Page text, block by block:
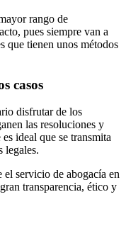
rango de
pues siempre van a
que tienen unos métodos
casos
disfrutar de los
las resoluciones y
ideal que se transmita
legales.
el servicio de abogacía en
transparencia, ético y